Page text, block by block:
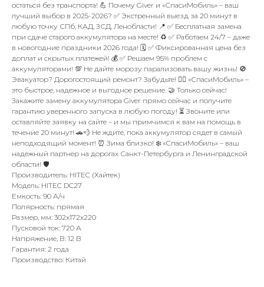
остаться без транспорта! 💪 Почему Giver и «СпасиМобиль» – ваш
лучший выбор в 2025-2026? ✅ Экстренный выезд за 20 минут в
любую точку СПб, КАД, ЗСД, Ленобласти! 📍 ✅ Бесплатная замена
при сдаче старого аккумулятора на месте! ♻️ ✅ Работаем 24/7 – даже
в новогодние праздники 2026 года! 🗓️ ✅ Фиксированная цена без
доплат и скрытых платежей! 💰 ✅ Решаем 95% проблем с
аккумуляторами! 💯 Не дайте морозу парализовать вашу жизнь! 🚫
Эвакуатор? Дорогостоящий ремонт? Забудьте! 🙅‍♂️ «СпасиМобиль» –
это быстрое, надежное и выгодное решение. 🤝 Только сейчас!
Закажите замену аккумулятора Giver прямо сейчас и получите
гарантию уверенного запуска в любую погоду! ⏳ Звоните или
оставляйте заявку на сайте – и мы примчимся к вам на помощь в
течение 20 минут! 🚗💨 Не ждите, пока аккумулятор сядет в самый
неподходящий момент! ⏰ Зима близко! ❄️ «СпасиМобиль» – ваш
надежный партнер на дорогах Санкт-Петербурга и Ленинградской
области! 🛡️
Производитель: HITEC (Хайтек)
Модель: HITEC DC27
Емкость: 90 А/ч
Полярность: прямая
Размер, мм: 302x172x220
Пусковой ток: 720 А
Напряжение, В: 12 В
Гарантия: 2 года
Производство: Китай